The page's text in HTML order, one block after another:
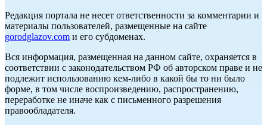
Редакция портала не несет ответственности за комментарии и
материалы пользователей, размещенные на сайте
gorodglazov.com и его субдоменах.
Вся информация, размещенная на данном сайте, охраняется в
соответствии с законодательством РФ об авторском праве и не
подлежит использованию кем-либо в какой бы то ни было
форме, в том числе воспроизведению, распространению,
переработке не иначе как с письменного разрешения
правообладателя.